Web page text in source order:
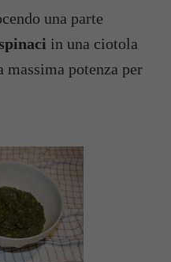
una parte
in una ciotola
massima potenza per